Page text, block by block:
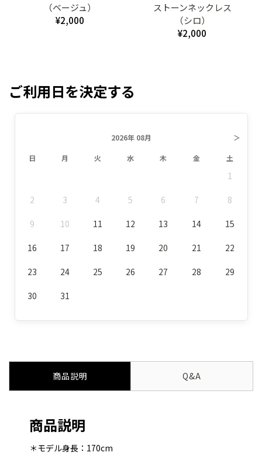
（ベージュ）
¥2,000
ストーンネックレス
（シロ）
¥2,000
ご利用日を決定する
2026年 08月 ＞
日 月 火 水 木 金 土
1
2 3 4 5 6 7 8
9 10 11 12 13 14 15
16 17 18 19 20 21 22
23 24 25 26 27 28 29
30 31
商品説明 Q&A
商品説明
＊モデル身長：170cm